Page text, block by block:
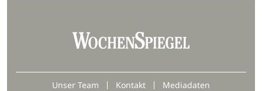
Unser Team Kontakt Mediadaten